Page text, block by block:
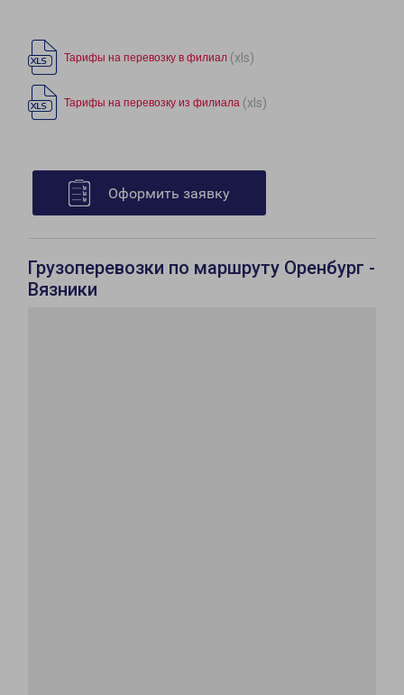
Тарифы на перевозку в филиал (xls)
Тарифы на перевозку из филиала (xls)
Оформить заявку
Грузоперевозки по маршруту Оренбург -
Вязники